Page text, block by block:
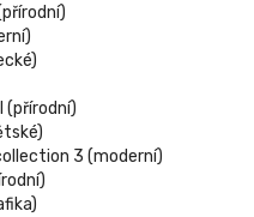
(přírodní)
3 (moderní)